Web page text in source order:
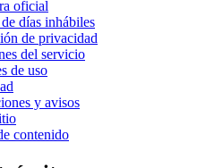
oficial
días inhábiles
de privacidad
del servicio
de uso
y avisos
contenido